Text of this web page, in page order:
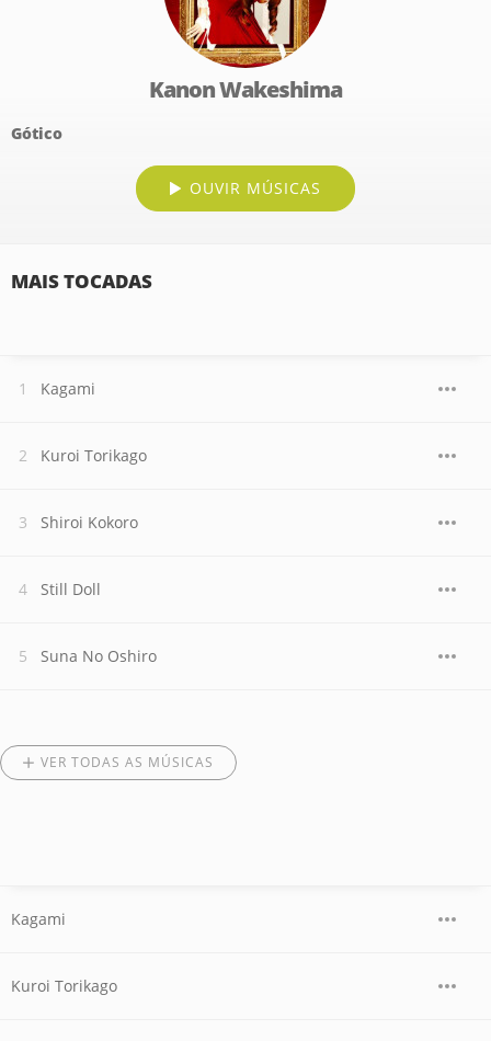
Kanon Wakeshima
Gótico
OUVIR MÚSICAS
MAIS TOCADAS
Kagami
Kuroi Torikago
Shiroi Kokoro
Still Doll
Suna No Oshiro
VER TODAS AS MÚSICAS
Kagami
Kuroi Torikago